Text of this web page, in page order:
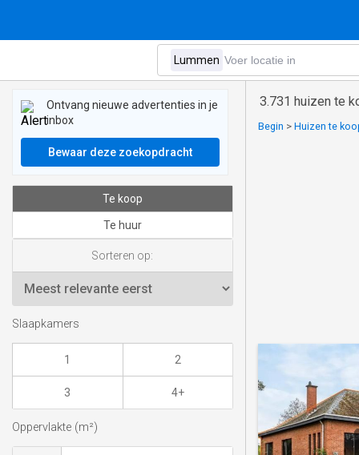
3.731 huizen te
Begin > Huizen te
Ontvang nieuwe advertenties in je
inbox
Bewaar deze zoekopdracht
Te koop
Te huur
Sorteren op:
Slaapkamers
1 2
3 4+
Oppervlakte (m²)